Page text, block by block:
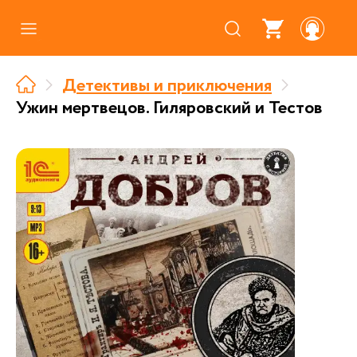
Где купить
О нас
Партнерам
Детективы и приключения
Ужин мертвецов. Гиляровский и Тестов